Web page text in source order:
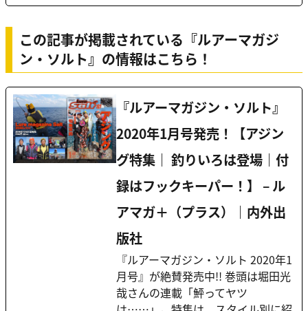
この記事が掲載されている『ルアーマガジ
ン・ソルト』の情報はこちら！
『ルアーマガジン・ソルト』
2020年1月号発売！【アジン
グ特集｜ 釣りいろは登場｜付
録はフックキーパー！】 – ル
アマガ＋（プラス）｜内外出
版社
『ルアーマガジン・ソルト 2020年1
月号』が絶賛発売中!! 巻頭は堀田光
哉さんの連載「鮃ってヤツ